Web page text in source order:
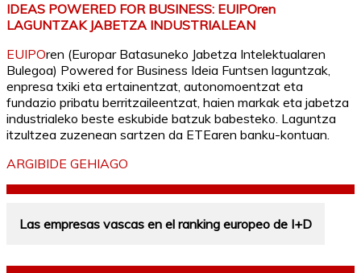
IDEAS POWERED FOR BUSINESS: EUIPOren
LAGUNTZAK JABETZA INDUSTRIALEAN
EUIPOren (Europar Batasuneko Jabetza Intelektualaren
Bulegoa) Powered for Business Ideia Funtsen laguntzak,
enpresa txiki eta ertainentzat, autonomoentzat eta
fundazio pribatu berritzaileentzat, haien markak eta jabetza
industrialeko beste eskubide batzuk babesteko. Laguntza
itzultzea zuzenean sartzen da ETEaren banku-kontuan.
ARGIBIDE GEHIAGO
Las empresas vascas en el ranking europeo de I+D